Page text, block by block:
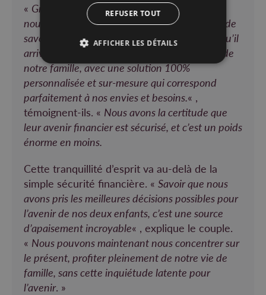
« Grâce à la stratégie qu’ils ont mise en place,
nous avons aujourd’hui la tranquillité d’esprit de
savoir que nos enfants seront protégés, quoi qu’il
arrive. Pareto a su sécuriser l’avenir financier de
notre famille, avec une solution 100%
personnalisée et sur-mesure qui correspond
parfaitement à nos envies et besoins.« ,
témoignent-ils. « Nous avons la certitude que
leur avenir financier est sécurisé, et c’est un poids
énorme en moins.
Cette tranquillité d’esprit va au-delà de la
simple sécurité financière. « Savoir que nous
avons pris les meilleures décisions possibles pour
l’avenir de nos deux enfants, c’est une source
d’apaisement incroyable« , explique le couple.
« Nous pouvons maintenant nous concentrer sur
le présent, profiter pleinement de notre vie de
famille, sans cette inquiétude latente pour
l’avenir. »
REFUSER TOUT
AFFICHER LES DÉTAILS